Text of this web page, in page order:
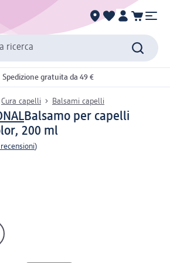
ricerca
Spedizione gratuita da 49 €
Cura capelli Balsami capelli
Balsamo per capelli
200 ml
)